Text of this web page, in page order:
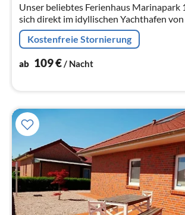
Unser beliebtes Ferienhaus Marinapark
sich direkt im idyllischen Yachthafen von
bietet auf 109 qm für bis zu 6 Personen +
Platz.
Kostenfreie Stornierung
ab 109€ / Nacht